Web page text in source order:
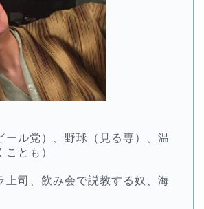
ール党）、野球（見る専）、温
とも）
上司、飲み会で説教する奴、海